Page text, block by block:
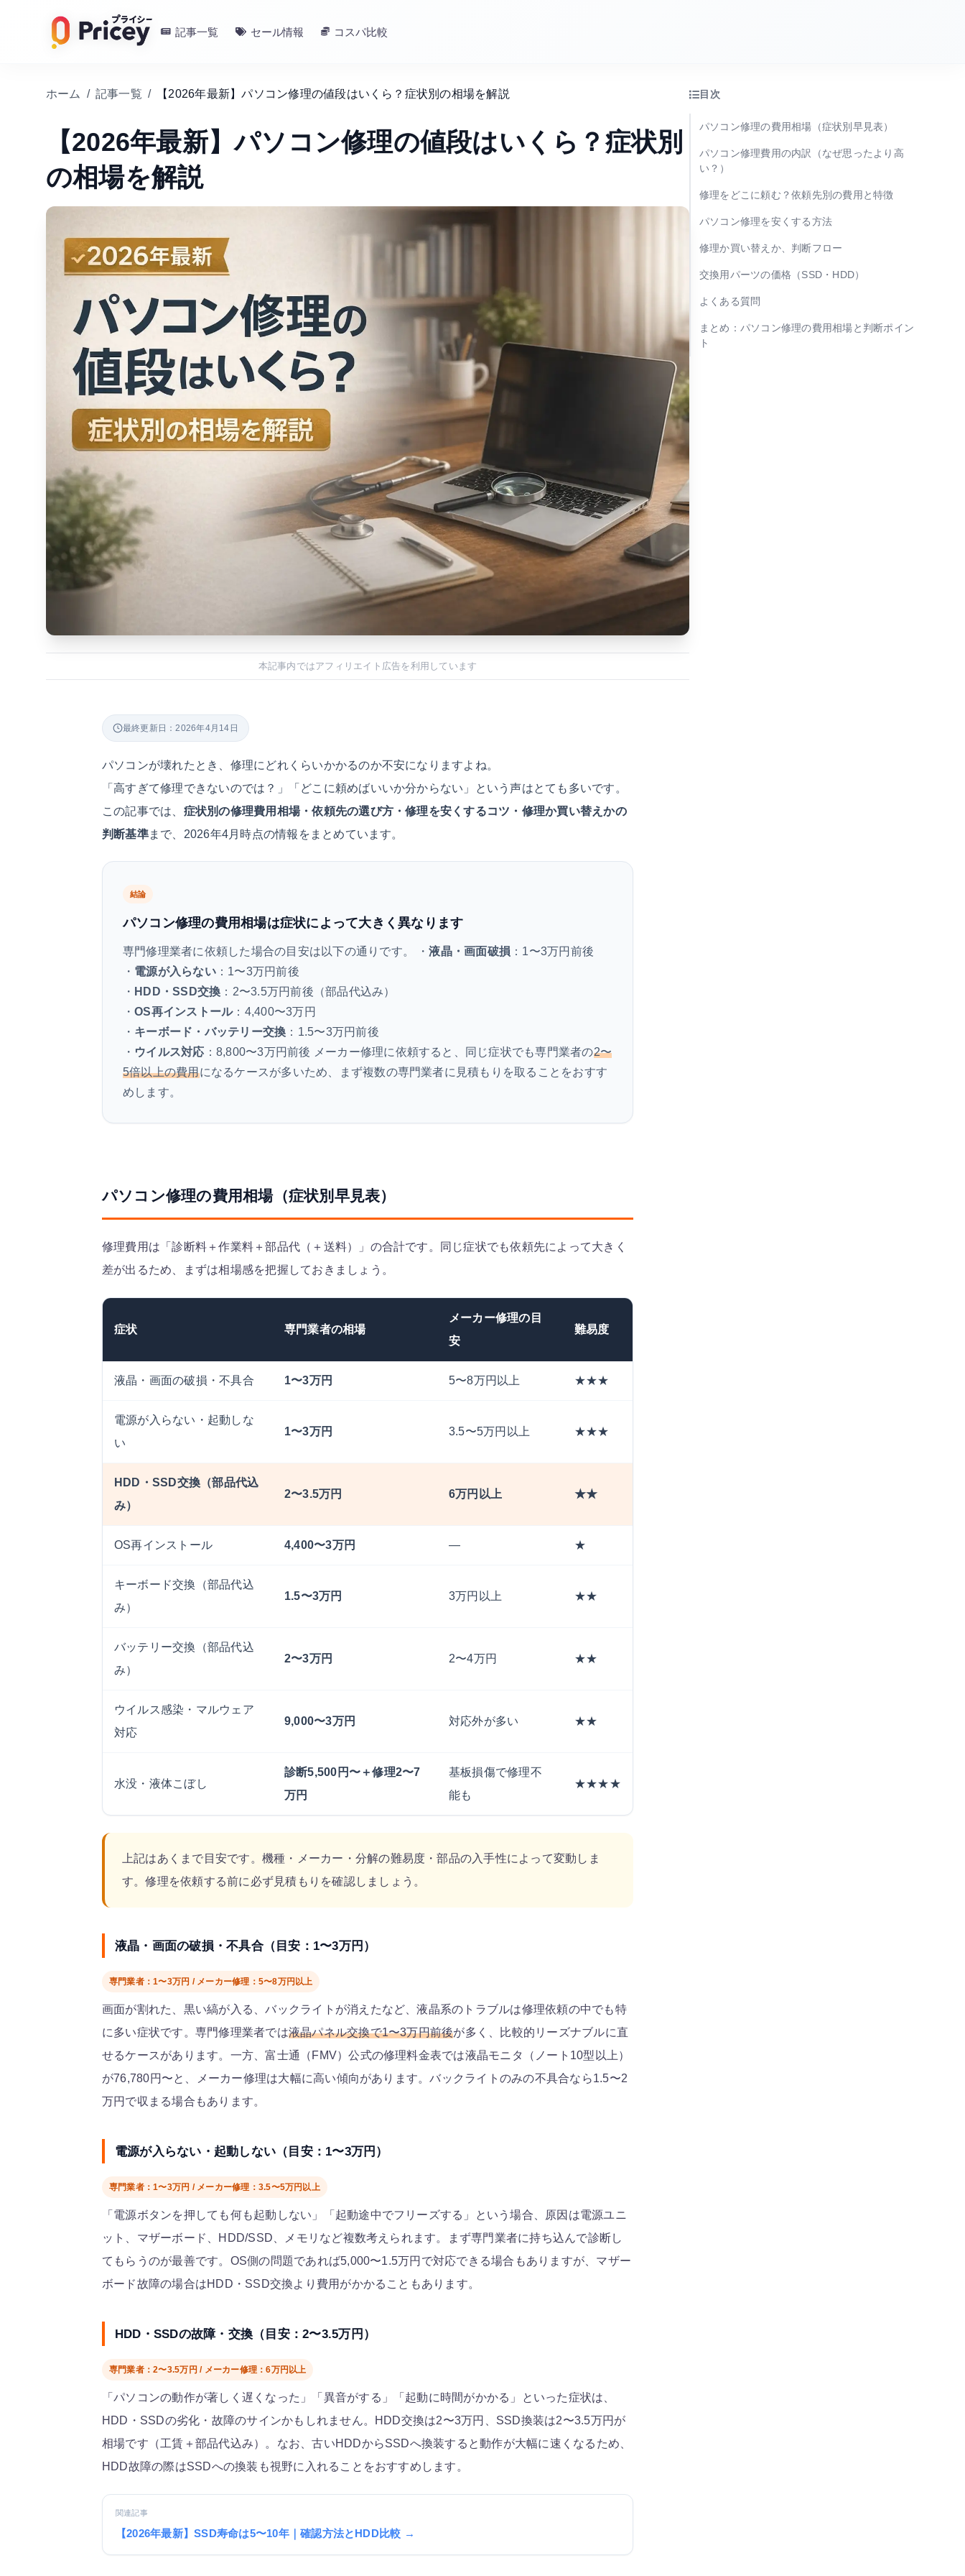
記事一覧 セール情報 コスパ比較
ホーム / 記事一覧 / 【2026年最新】パソコン修理の値段はいくら？症状別の相場を解説
【2026年最新】パソコン修理の値段はいくら？症状別
の相場を解説
本記事内ではアフィリエイト広告を利用しています
最終更新日：2026年4月14日
パソコンが壊れたとき、修理にどれくらいかかるのか不安になりますよね。
「高すぎて修理できないのでは？」「どこに頼めばいいか分からない」という声はとても多いです。
この記事では、 症状別の修理費用相場・依頼先の選び方・修理を安くするコツ・修理か買い替えかの
判断基準まで、2026年4月時点の情報をまとめています。
結論
パソコン修理の費用相場は症状によって大きく異なります
専門修理業者に依頼した場合の目安は以下の通りです。 ・液晶・画面破損 ：1〜3万円前後
・ 電源が入らない：1〜3万円前後
・ HDD・SSD交換 ：2〜3.5万円前後（部品代込み）
・OS再インストール：4,400〜3万円
・ キーボード・バッテリー交換 ：1.5〜3万円前後
・ ウイルス対応 ：8,800〜3万円前後 メーカー修理に依頼すると、同じ症状でも専門業者の2〜
5倍以上の費用になるケースが多いため、まず複数の専門業者に見積もりを取ることをおすす
めします。
パソコン修理の費用相場（症状別早見表）
修理費用は「診断料＋作業料＋部品代（＋送料）」の合計です。同じ症状でも依頼先によって大きく
差が出るため、まずは相場感を把握しておきましょう。
症状 専門業者の相場
メーカー修理の目
安
難易度
液晶・画面の破損・不具合 1〜3万円 5〜8万円以上 ★★★
電源が入らない・起動しな
い
1〜3万円 3.5〜5万円以上 ★★★
HDD・SSD交換（部品代込
み）
2〜3.5万円 6万円以上 ★★
OS再インストール 4,400〜3万円 — ★
キーボード交換（部品代込
み）
1.5〜3万円 3万円以上 ★★
バッテリー交換（部品代込
み）
2〜3万円 2〜4万円 ★★
ウイルス感染・マルウェア
対応
9,000〜3万円 対応外が多い ★★
水没・液体こぼし
診断5,500円〜＋修理2〜7
万円
基板損傷で修理不
能も
★★★★
上記はあくまで目安です。機種・メーカー・分解の難易度・部品の入手性によって変動しま
す。修理を依頼する前に必ず見積もりを確認しましょう。
液晶・画面の破損・不具合（目安：1〜3万円）
専門業者：1〜3万円 / メーカー修理：5〜8万円以上
画面が割れた、黒い縞が入る、バックライトが消えたなど、液晶系のトラブルは修理依頼の中でも特
に多い症状です。専門修理業者では液晶パネル交換で1〜3万円前後が多く、比較的リーズナブルに直
せるケースがあります。一方、富士通（FMV）公式の修理料金表では液晶モニタ（ノート10型以上）
が76,780円〜と、メーカー修理は大幅に高い傾向があります。バックライトのみの不具合なら1.5〜2
万円で収まる場合もあります。
電源が入らない・起動しない（目安：1〜3万円）
専門業者：1〜3万円 / メーカー修理：3.5〜5万円以上
「電源ボタンを押しても何も起動しない」「起動途中でフリーズする」という場合、原因は電源ユニ
ット、マザーボード、HDD/SSD、メモリなど複数考えられます。まず専門業者に持ち込んで診断し
てもらうのが最善です。OS側の問題であれば5,000〜1.5万円で対応できる場合もありますが、マザー
ボード故障の場合はHDD・SSD交換より費用がかかることもあります。
HDD・SSDの故障・交換（目安：2〜3.5万円）
専門業者：2〜3.5万円 / メーカー修理：6万円以上
「パソコンの動作が著しく遅くなった」「異音がする」「起動に時間がかかる」といった症状は、
HDD・SSDの劣化・故障のサインかもしれません。HDD交換は2〜3万円、SSD換装は2〜3.5万円が
相場です（工賃＋部品代込み）。なお、古いHDDからSSDへ換装すると動作が大幅に速くなるため、
HDD故障の際はSSDへの換装も視野に入れることをおすすめします。
関連記事
【2026年最新】SSD寿命は5〜10年｜確認方法とHDD比較 →
目次
パソコン修理の費用相場（症状別早見表）
パソコン修理費用の内訳（なぜ思ったより高
い？）
修理をどこに頼む？依頼先別の費用と特徴
パソコン修理を安くする方法
修理か買い替えか、判断フロー
交換用パーツの価格（SSD・HDD）
よくある質問
まとめ：パソコン修理の費用相場と判断ポイン
ト